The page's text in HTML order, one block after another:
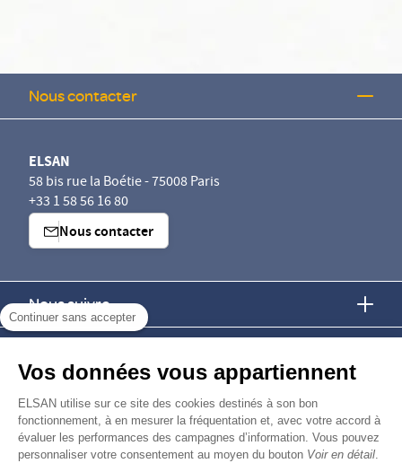
Continuer sans accepter
Vos données vous appartiennent
ELSAN utilise sur ce site des cookies destinés à son bon
fonctionnement, à en mesurer la fréquentation et, avec votre accord à
évaluer les performances des campagnes d’information. Vous pouvez
personnaliser votre consentement au moyen du bouton Voir en détail
Nous contacter
ELSAN
58 bis rue la Boétie - 75008 Paris
+33 1 58 56 16 80
Nous contacter
Nous suivre
Nous rejoindre
Devenir fournisseur